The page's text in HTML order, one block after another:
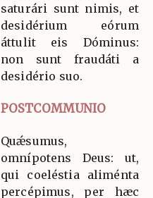
saturári sunt nimis, et
desidérium eórum
áttulit eis Dóminus:
non sunt fraudáti a
desidério suo.
POSTCOMMUNIO
Quǽsumus,
omnípotens Deus: ut,
qui coeléstia aliménta
percépimus, per hæc